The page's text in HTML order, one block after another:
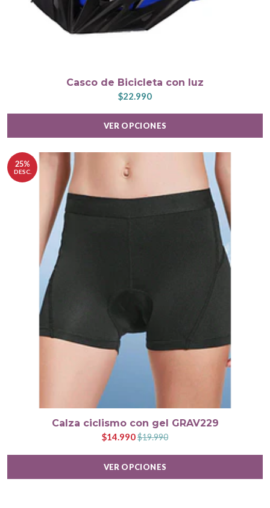
Casco de Bicicleta con luz
$22.990
VER OPCIONES
25%
DESC.
Calza ciclismo con gel GRAV229
$14.990$19.990
VER OPCIONES